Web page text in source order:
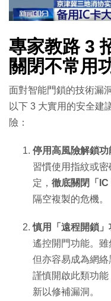
專家教路 3
關閉不常用
面對智能門鎖的技術漏
以下 3 大實用的安全建
險：
停用高風險解鎖功
習慣使用指紋或
定， 徹底關閉「
隔空複製的危機。
慎用「遠程開鎖」
遙控開門功能。雖
但亦容易成為網
謹慎開啟此類功
新以修補漏洞。